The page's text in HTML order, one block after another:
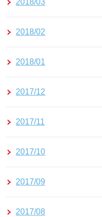
2018/03
2018/02
2018/01
2017/12
2017/11
2017/10
2017/09
2017/08